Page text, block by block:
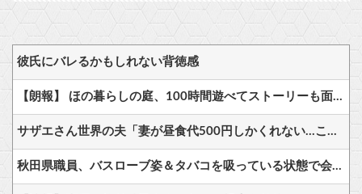
彼氏にバレるかもしれない背徳感
【朗報】 ほの暮らしの庭、100時間遊べてストーリーも面白いスタバレの上位互換だとまじで好評
サザエさん世界の夫「妻が昼食代500円しかくれない…この弁当屋、500円で売っている！その上店員さんも美人だ！毎日行こう！」
秋田県職員、バスローブ姿＆タバコを吸っている状態で会見に登場しネット騒然 さらにとあることが指摘され、炎上